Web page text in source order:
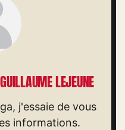
GUILLAUME LEJEUNE
j'essaie de vous
informations.